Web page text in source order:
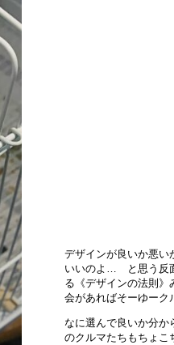
デザインが良いか悪い
いいのよ… と思う反
る《デザインの法則
会があればそーゆーク
なに選んで良いか分か
のクルマたちもちょこ